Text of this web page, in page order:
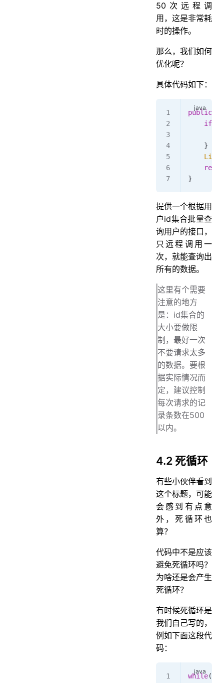
50次远程调
用，这是非常耗
时的操作。
那么，我们如何
优化呢？
具体代码如下：
public
    if
    }
    List
}
提供一个根据用
户id集合批量查
询用户的接口，
只远程调用一
次，就能查询出
所有的数据。
这里有个需要
注意的地方
是：id集合的
大小要做限
制，最好一次
不要请求太多
的数据。要根
据实际情况而
定，建议控制
每次请求的记
录条数在500
以内。
4.2 死循环
有些小伙伴看到
这个标题，可能
会感到有点意
外，死循环也
算？
代码中不是应该
避免死循环吗？
为啥还是会产生
死循环？
有时候死循环是
我们自己写的，
例如下面这段代
码：
while(